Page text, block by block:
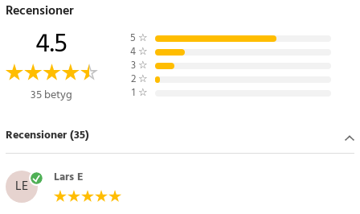
- Färg: Vit
- Längd: 3m
- Ström: 5V 2A
Artikelnummer
Recensioner
4.5
35 betyg
5 ☆
4 ☆
3 ☆
2 ☆
1 ☆
Recensioner (35)
LE Lars E